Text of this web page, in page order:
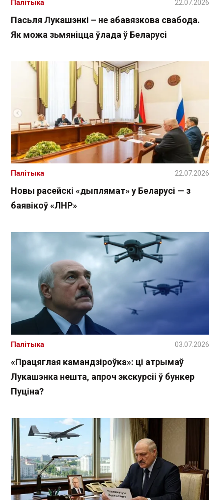
Пасьля Лукашэнкі – не абавязкова свабода.
Як можа зьмяніцца ўлада ў Беларусі
Палітыка 22.07.2026
Новы расейскі «дыплямат» у Беларусі — з
баявікоў «ЛНР»
Палітыка 22.07.2026
«Працяглая камандзіроўка»: ці атрымаў
Лукашэнка нешта, апроч экскурсіі ў бункер
Пуціна?
Палітыка 03.07.2026